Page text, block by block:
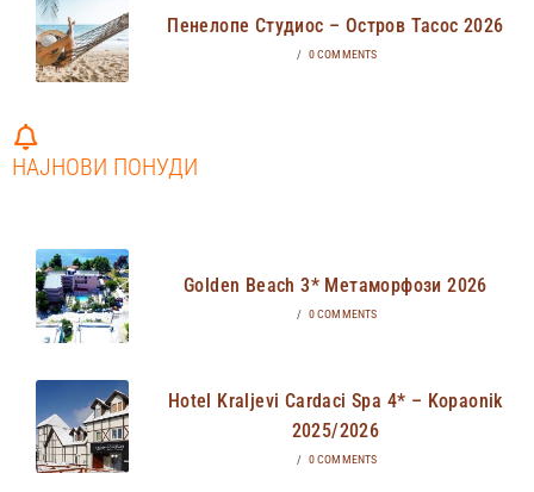
Пенелопе Студиос – Остров Тасос 2026
/ 0 COMMENTS
НАЈНОВИ ПОНУДИ
Golden Beach 3* Метаморфози 2026
/ 0 COMMENTS
Hotel Kraljevi Cardaci Spa 4* – Kopaonik
2025/2026
/ 0 COMMENTS